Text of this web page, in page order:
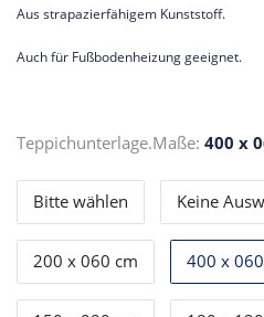
Aus strapazierfähigem Kunststoff.
Auch für Fußbodenheizung geeignet.
Teppichunterlage.Maße: 400 x
Bitte wählen Keine
200 x 060 cm 400 x